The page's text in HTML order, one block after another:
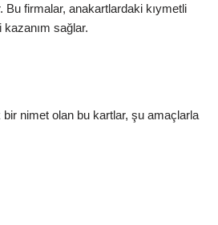
Bu firmalar, anakartlardaki kıymetli
sağlar.
nimet olan bu kartlar, şu amaçlarla